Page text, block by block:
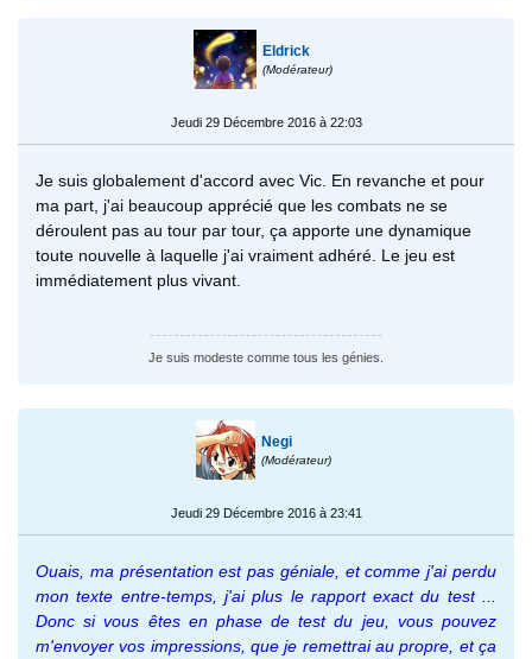
Eldrick
(Modérateur)
Jeudi 29 Décembre 2016 à 22:03
Je suis globalement d'accord avec Vic. En revanche et pour
ma part, j'ai beaucoup apprécié que les combats ne se
déroulent pas au tour par tour, ça apporte une dynamique
toute nouvelle à laquelle j'ai vraiment adhéré. Le jeu est
immédiatement plus vivant.
Je suis modeste comme tous les génies.
Negi
(Modérateur)
Jeudi 29 Décembre 2016 à 23:41
Ouais, ma présentation est pas géniale, et comme j'ai perdu
mon texte entre-temps, j'ai plus le rapport exact du test ...
Donc si vous êtes en phase de test du jeu, vous pouvez
m'envoyer vos impressions, que je remettrai au propre, et ça